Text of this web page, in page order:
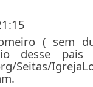
( sem
desse
Seitas/